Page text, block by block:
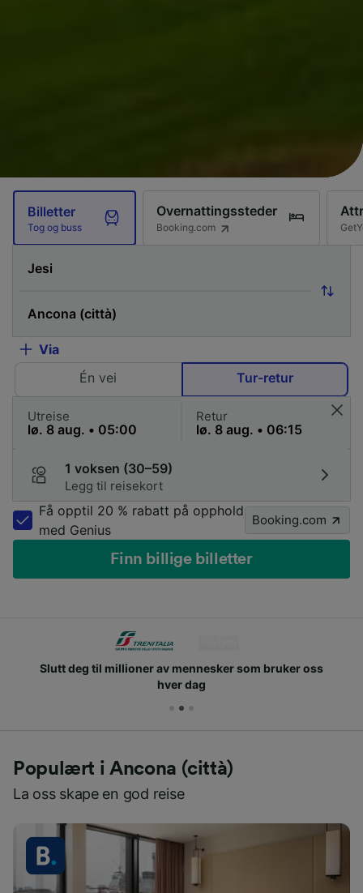
Billetter
Tog og buss
Overnattingssteder
Booking.com
Via
Én vei
Tur-retur
Utreise Retur
1 voksen (30–59)
Legg til reisekort
Få opptil 20 % rabatt på opphold
med Genius
Booking.com
Finn billige billetter
Slutt deg til millioner av mennesker som bruker oss
hver dag
Populært i Ancona (città)
La oss skape en god reise